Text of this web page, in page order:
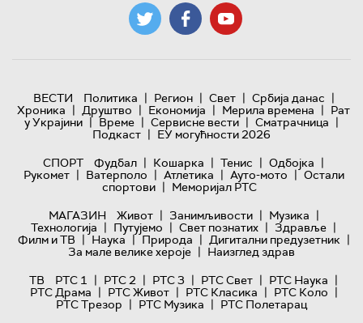
ВЕСТИ Политика | Регион | Свет | Србија данас |
Хроника | Друштво | Економија | Мерила времена | Рат
у Украјини | Време | Сервисне вести | Сматрачница |
Подкаст | ЕУ могућности 2026
СПОРТ
Фудбал | Кошарка | Тенис | Одбојка |
Рукомет | Ватерполо | Атлетика | Ауто-мото | Остали
спортови | Меморијал РТС
МАГАЗИН
Живот | Занимљивости | Музика |
Технологијa | Путујемо | Свет познатих | Здравље |
Филм и ТВ | Наука | Природа | Дигитални предузетник |
За мале велике хероје | Наизглед здрав
ТВ
РТС 1 | РТС 2 | РТС 3 | РТС Свет | РТС Наука |
РТС Драма | РТС Живот | РТС Класика | РТС Коло |
РТС Трезор | РТС Музика | РТС Полетарац